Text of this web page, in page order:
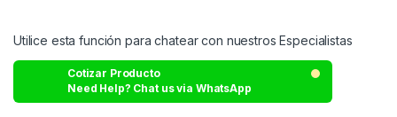
Utilice esta función para chatear con nuestros Especialistas
Cotizar Producto
Need Help? Chat us via WhatsApp